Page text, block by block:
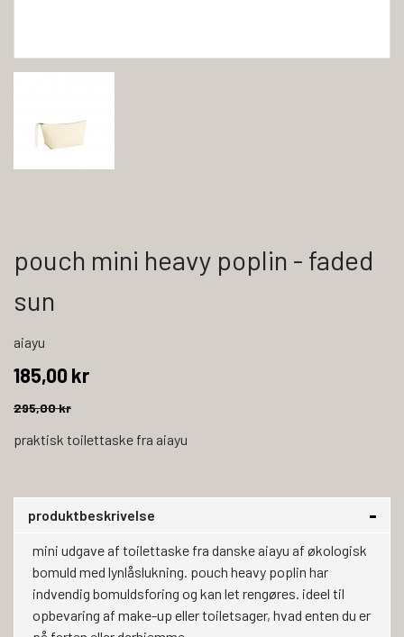
pouch mini heavy poplin - faded
sun
aiayu
185,00 kr
295,00 kr
praktisk toilettaske fra aiayu
produktbeskrivelse
mini udgave af toilettaske fra danske aiayu af økologisk
bomuld med lynlåslukning. pouch heavy poplin har
indvendig bomuldsforing og kan let rengøres. ideel til
opbevaring af make-up eller toiletsager, hvad enten du er